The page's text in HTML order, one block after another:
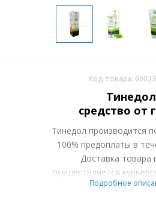
Код товара:
средство от
Тинедол производится
100% предоплаты в
Доставка товара
осуществляется
или самовывозом со
Подробное